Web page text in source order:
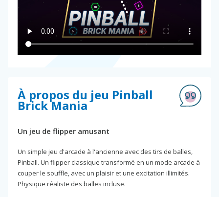
À propos du jeu Pinball
Brick Mania
Un jeu de flipper amusant
Un simple jeu d'arcade à l'ancienne avec des tirs de balles,
Pinball. Un flipper classique transformé en un mode arcade à
couper le souffle, avec un plaisir et une excitation illimités.
Physique réaliste des balles incluse.